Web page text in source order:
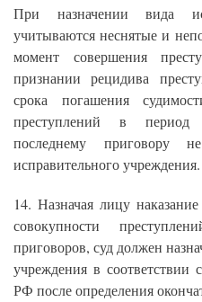
При назначении вида
учитываются неснятые и
момент совершения
признании рецидива
срока погашения
преступлений в период
последнему приговору
исправительного учреждения.
14. Назначая лицу
совокупности
приговоров, суд должен
учреждения в
РФ после определения